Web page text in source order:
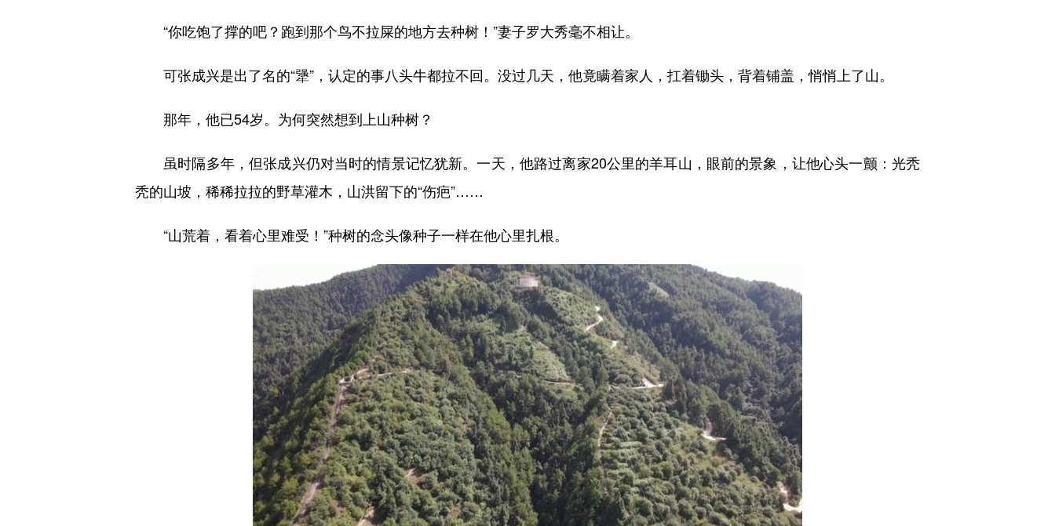
“你吃饱了撑的吧？跑到那个鸟不拉屎的地方去种树！”妻子罗大秀毫不相让。
可张成兴是出了名的“犟”，认定的事八头牛都拉不回。没过几天，他竟瞒着家人，扛着锄头，背着铺盖，悄悄上了山。
那年，他已54岁。为何突然想到上山种树？
虽时隔多年，但张成兴仍对当时的情景记忆犹新。一天，他路过离家20公里的羊耳山，眼前的景象，让他心头一颤：光秃
秃的山坡，稀稀拉拉的野草灌木，山洪留下的“伤疤”……
“山荒着，看着心里难受！”种树的念头像种子一样在他心里扎根。